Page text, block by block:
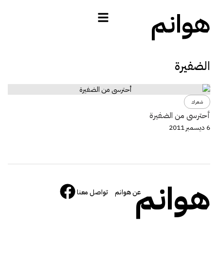
هوانم
الضفيرة
شعرك
أحترسى من الضفيرة
6 ديسمبر 2011
هوانمعن هوانم تواصل معنا